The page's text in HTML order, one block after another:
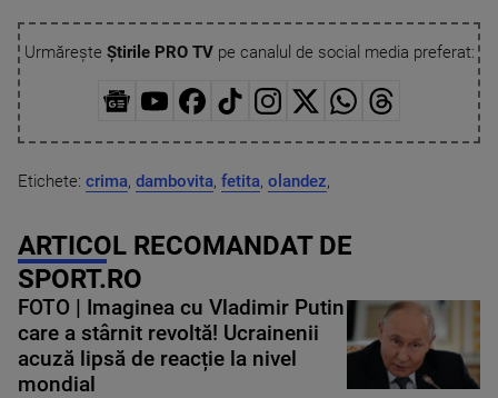
Urmărește Știrile PRO TVpe canalul de social media preferat:
Etichete: crima, dambovita, fetita, olandez,
ARTICOL RECOMANDAT DE
SPORT.RO
FOTO | Imaginea cu Vladimir Putin
care a stârnit revoltă! Ucrainenii
acuză lipsă de reacție la nivel
mondial